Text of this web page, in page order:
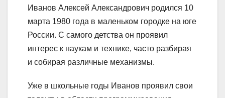
Иванов Алексей Александрович родился 10
марта 1980 года в маленьком городке на юге
России. С самого детства он проявил
интерес к наукам и технике, часто разбирая
и собирая различные механизмы.
Уже в школьные годы Иванов проявил свои